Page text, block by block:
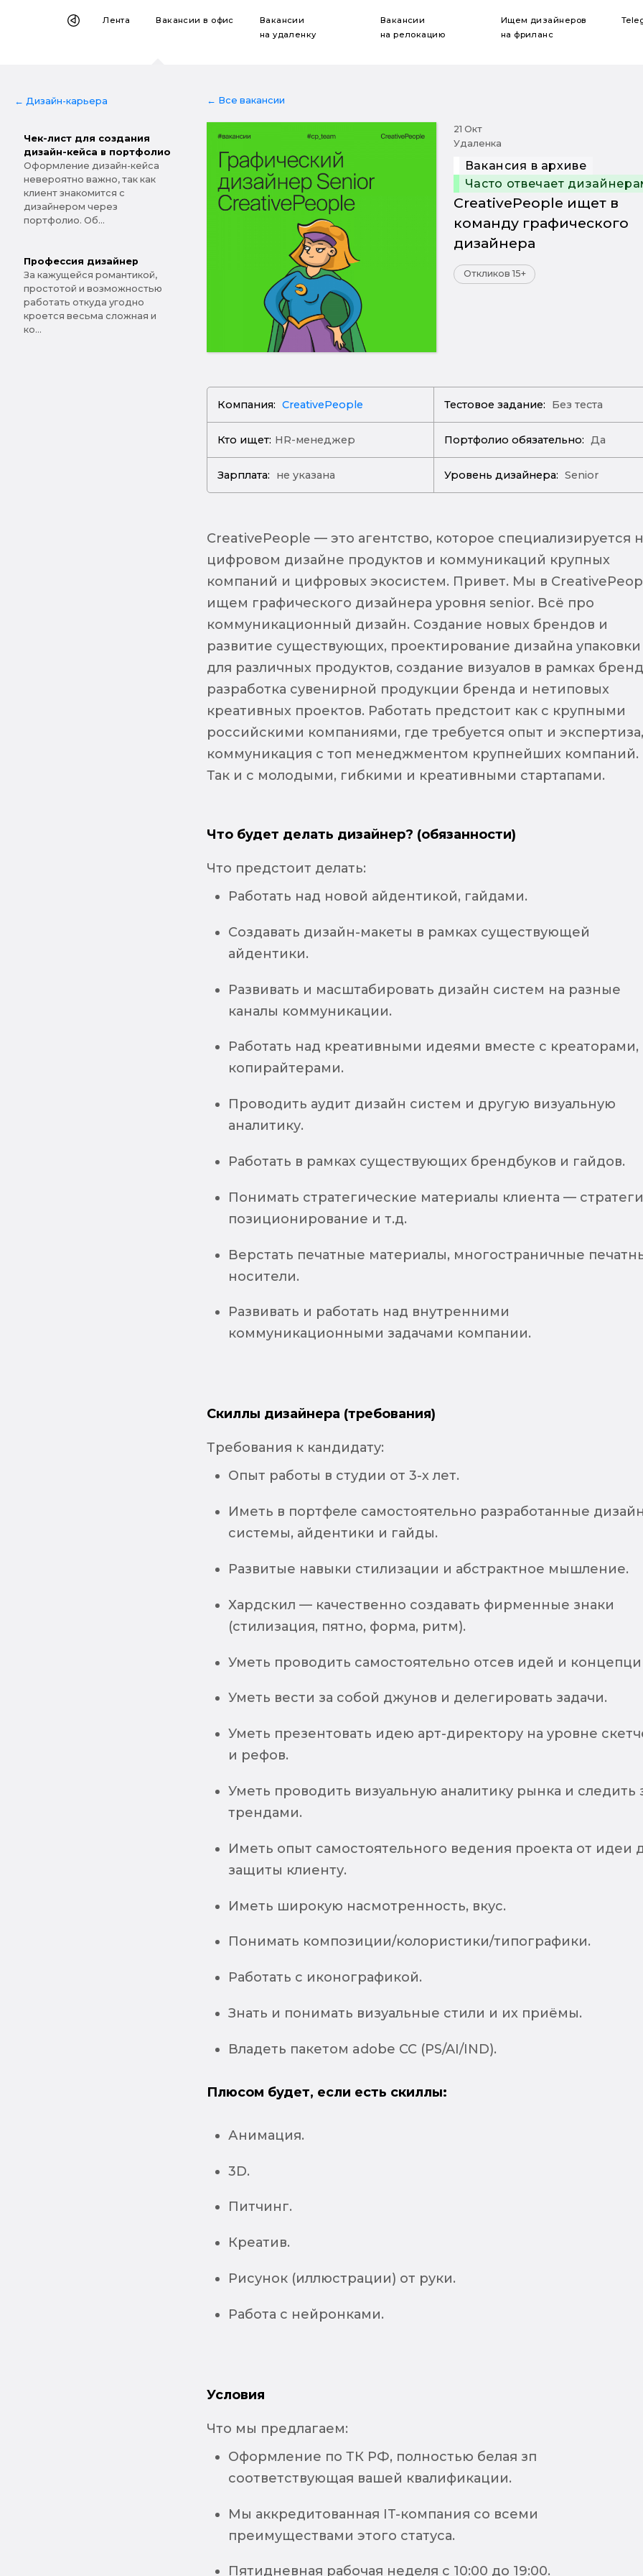
Лента Вакансиив офис
Вакансии
на удаленку
Вакансии
на релокацию
Ищем дизайнеров
на фриланс
← Дизайн-карьера
Чек-лист для создания
дизайн-кейса в портфолио
Оформление дизайн-кейса
невероятно важно, так как
клиент знакомится с
дизайнером через
портфолио. Об...
Профессия дизайнер
За кажущейся романтикой,
простотой и возможностью
работать откуда угодно
кроется весьма сложная и
ко...
← Все вакансии
21 Окт
Удаленка
Вакансия в архиве
Часто отвечает
CreativePeople ищет в
команду графического
дизайнера
Откликов 15+
Компания: CreativePeople Тестовое задание: Без теста
Кто ищет: HR-менеджер Портфолио обязательно: Да
Зарплата: не указана Уровень дизайнера: Senior
CreativePeople — это агентство, которое специализируется
цифровом дизайне продуктов и коммуникаций крупных
компаний и цифровых экосистем. Привет. Мы в
ищем графического дизайнера уровня senior. Всё про
коммуникационный дизайн. Создание новых брендов и
развитие существующих, проектирование дизайна упаковки
для различных продуктов, создание визуалов в рамках
разработка сувенирной продукции бренда и нетиповых
креативных проектов. Работать предстоит как с крупными
российскими компаниями, где требуется опыт и экспертиза,
коммуникация с топ менеджментом крупнейших компаний.
Так и с молодыми, гибкими и креативными стартапами.
Что будет делать дизайнер? (обязанности)
Что предстоит делать:
Работать над новой айдентикой, гайдами.
Создавать дизайн-макеты в рамках существующей
айдентики.
Развивать и масштабировать дизайн систем на разные
каналы коммуникации.
Работать над креативными идеями вместе с креаторами,
копирайтерами.
Проводить аудит дизайн систем и другую визуальную
аналитику.
Работать в рамках существующих брендбуков и гайдов.
Понимать стратегические материалы клиента —
позиционирование и т.д.
Верстать печатные материалы, многостраничные
носители.
Развивать и работать над внутренними
коммуникационными задачами компании.
Скиллы дизайнера (требования)
Требования к кандидату:
Опыт работы в студии от 3-х лет.
Иметь в портфеле самостоятельно разработанные
системы, айдентики и гайды.
Развитые навыки стилизации и абстрактное мышление.
Хардскил — качественно создавать фирменные знаки
(стилизация, пятно, форма, ритм).
Уметь проводить самостоятельно отсев идей и
Уметь вести за собой джунов и делегировать задачи.
Уметь презентовать идею арт-директору на уровне
и рефов.
Уметь проводить визуальную аналитику рынка и следить
трендами.
Иметь опыт самостоятельного ведения проекта от идеи
защиты клиенту.
Иметь широкую насмотренность, вкус.
Понимать композиции/колористики/типографики.
Работать с иконографикой.
Знать и понимать визуальные стили и их приёмы.
Владеть пакетом adobe СС (PS/AI/IND).
Плюсом будет, если есть скиллы:
Анимация.
3D.
Питчинг.
Креатив.
Рисунок (иллюстрации) от руки.
Работа с нейронками.
Условия
Что мы предлагаем:
Оформление по ТК РФ, полностью белая зп
соответствующая вашей квалификации.
Мы аккредитованная IT-компания со всеми
преимуществами этого статуса.
Пятидневная рабочая неделя с 10:00 до 19:00.